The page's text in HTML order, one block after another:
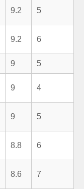
9.2 5
9.2 6
9 5
9 4
9 5
8.8 6
8.6 7